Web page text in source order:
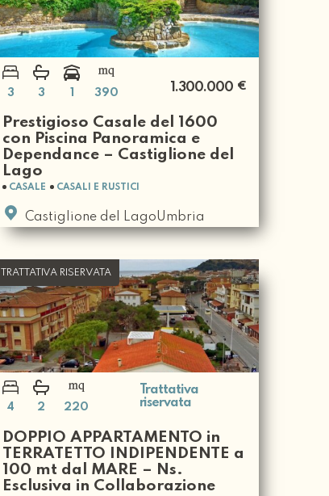
3 3 1 390 1.300.000 €
Prestigioso Casale del 1600
con Piscina Panoramica e
Dependance – Castiglione del
Lago
CASALE CASALI E RUSTICI
Castiglione del LagoUmbria
TRATTATIVA RISERVATA
4 2 220
Trattativa
riservata
DOPPIO APPARTAMENTO in
TERRATETTO INDIPENDENTE a
100 mt dal MARE – Ns.
Esclusiva in Collaborazione